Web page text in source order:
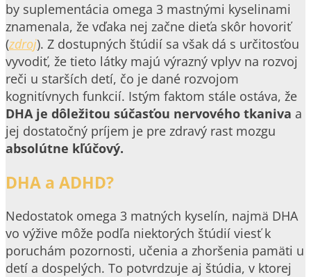
by suplementácia omega 3 mastnými kyselinami
znamenala, že vďaka nej začne dieťa skôr hovoriť
(zdroj). Z dostupných štúdií sa však dá s určitosťou
vyvodiť, že tieto látky majú výrazný vplyv na rozvoj
reči u starších detí, čo je dané rozvojom
kognitívnych funkcií. Istým faktom stále ostáva, že
DHA je dôležitou súčasťou nervového tkaniva a
jej dostatočný príjem je pre zdravý rast mozgu
absolútne kľúčový.
DHA a ADHD?
Nedostatok omega 3 matných kyselín, najmä DHA
vo výžive môže podľa niektorých štúdií viesť k
poruchám pozornosti, učenia a zhoršenia pamäti u
detí a dospelých. To potvrdzuje aj štúdia, v ktorej